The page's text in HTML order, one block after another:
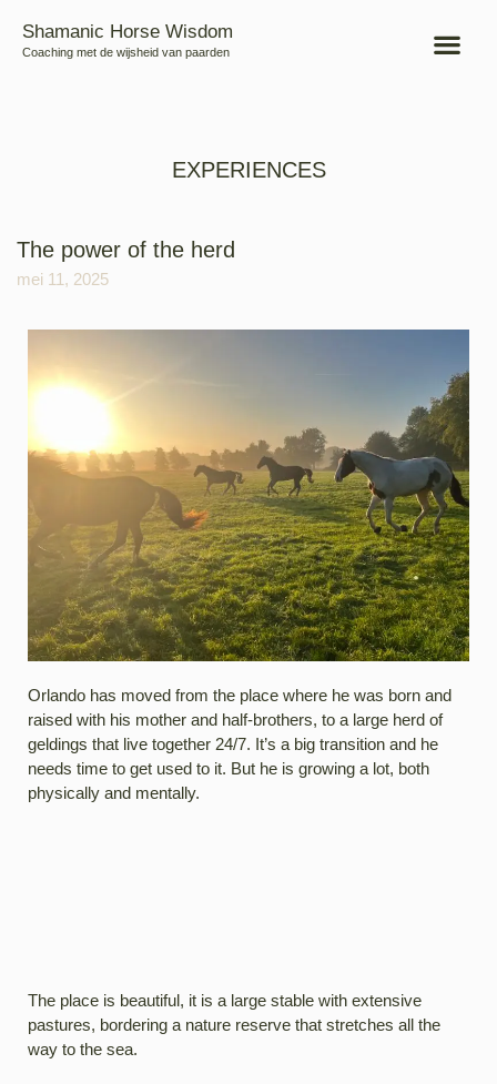
Shamanic Horse Wisdom
Coaching met de wijsheid van paarden
EXPERIENCES
The power of the herd
mei 11, 2025
Orlando has moved from the place where he was born and
raised with his mother and half-brothers, to a large herd of
geldings that live together 24/7. It’s a big transition and he
needs time to get used to it. But he is growing a lot, both
physically and mentally.
The place is beautiful, it is a large stable with extensive
pastures, bordering a nature reserve that stretches all the
way to the sea.